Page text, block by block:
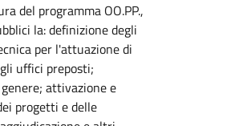
del programma OO.PP.,
la: definizione degli
per l'attuazione di
uffici preposti;
attivazione e
progetti e delle